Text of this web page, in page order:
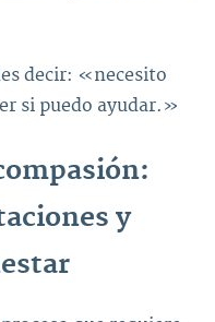
decir: «necesito
si puedo ayudar.»
y